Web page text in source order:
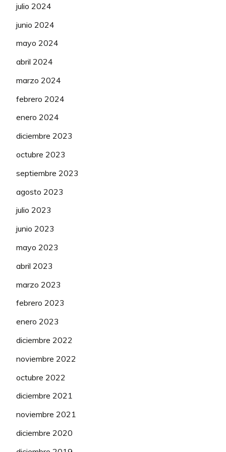
julio 2024
junio 2024
mayo 2024
abril 2024
marzo 2024
febrero 2024
enero 2024
diciembre 2023
octubre 2023
septiembre 2023
agosto 2023
julio 2023
junio 2023
mayo 2023
abril 2023
marzo 2023
febrero 2023
enero 2023
diciembre 2022
noviembre 2022
octubre 2022
diciembre 2021
noviembre 2021
diciembre 2020